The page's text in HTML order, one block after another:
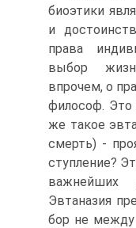
биоэтики
и
права
выбор
впрочем, о
фило­соф. Это
же такое
смерть) -
ступление?
важнейших
Эвтаназия
бор не